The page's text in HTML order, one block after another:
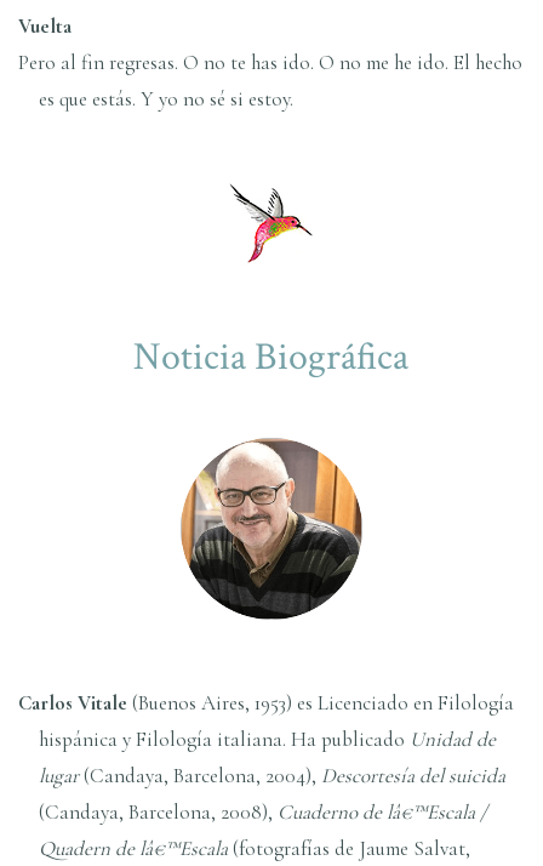
Vuelta
Pero al fin regresas. O no te has ido. O no me he ido. El hecho
es que estás. Y yo no sé si estoy.
Noticia Biográfica
Carlos Vitale (Buenos Aires, 1953) es Licenciado en Filologí­a
hispánica y Filologí­a italiana. Ha publicado Unidad de
lugar(Candaya, Barcelona, 2004), Descortesí­a del suicida
(Candaya, Barcelona, 2008), Cuaderno de lâ€™Escala /
Quadern de lâ€™Escala(fotografí­as de Jaume Salvat,